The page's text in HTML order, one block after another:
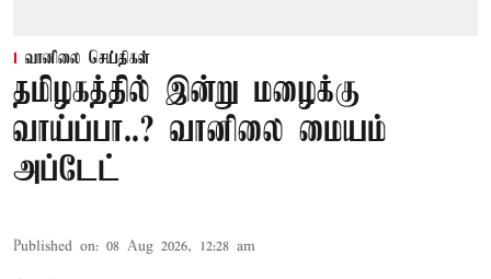
வானிலை செய்திகள்
தமிழகத்தில் இன்று மழைக்கு
வாய்ப்பா..? வானிலை மையம்
அப்டேட்
Published on: 08 Aug 2026, 12:28 am